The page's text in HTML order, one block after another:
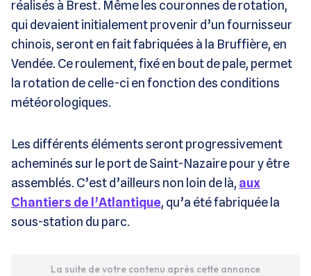
réalisés à Brest. Même les couronnes de rotation,
qui devaient initialement provenir d’un fournisseur
chinois, seront en fait fabriquées à la Bruffière, en
Vendée. Ce roulement, fixé en bout de pale, permet
la rotation de celle-ci en fonction des conditions
météorologiques.
Les différents éléments seront progressivement
acheminés sur le port de Saint-Nazaire pour y être
assemblés. C’est d’ailleurs non loin de là, aux
Chantiers de l’Atlantique, qu’a été fabriquée la
sous-station du parc.
La suite de votre contenu après cette annonce